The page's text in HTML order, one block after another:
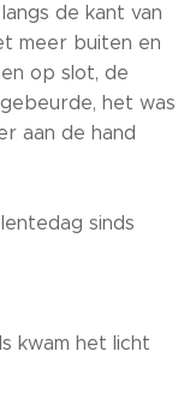
de kant van
meer buiten en
op slot, de
het was
aan de hand
sinds
kwam het licht